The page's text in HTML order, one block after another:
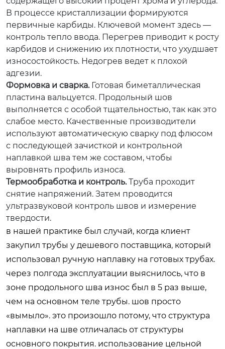
В процессе кристаллизации формируются
первичные карбиды. Ключевой момент здесь —
контроль тепло ввода. Перегрев приводит к росту
карбидов и снижению их плотности, что ухудшает
износостойкость. Недогрев ведет к плохой
адгезии.
Формовка и сварка.Готовая биметаллическая
пластина вальцуется. Продольный шов
выполняется с особой тщательностью, так как это
слабое место. Качественные производители
используют автоматическую сварку под флюсом
с последующей зачисткой и контрольной
наплавкой шва тем же составом, чтобы
выровнять профиль износа.
Термообработка и контроль.Труба проходит
снятие напряжений. Затем проводится
ультразвуковой контроль швов и измерение
твердости.
в нашей практике был случай, когда клиент
закупил трубы у дешевого поставщика, который
использовал ручную наплавку на готовых трубах.
через полгода эксплуатации выяснилось, что в
зоне продольного шва износ был в 5 раз выше,
чем на основном теле трубы. шов просто
«вымыло». это произошло потому, что структура
наплавки на шве отличалась от структуры
основного покрытия. использование цельной